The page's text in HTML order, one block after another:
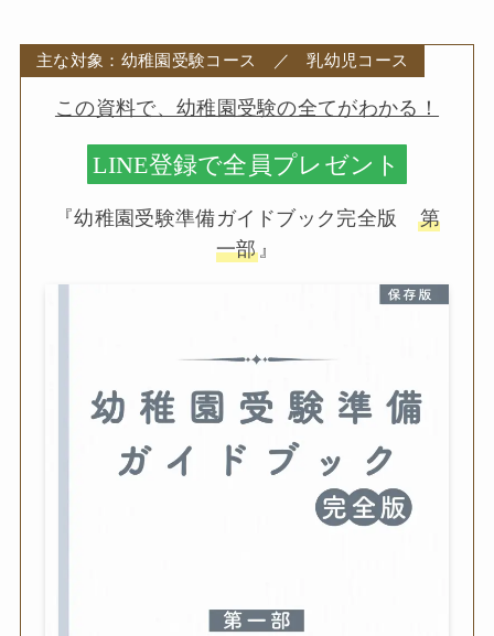
主な対象：幼稚園受験コース ／ 乳幼児コース
この資料で、幼稚園受験の全てがわかる！
LINE登録で全員プレゼント
『幼稚園受験準備ガイドブック完全版 第
一部』